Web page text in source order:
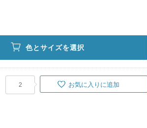
色とサイズを選択
2 お気に入りに追加